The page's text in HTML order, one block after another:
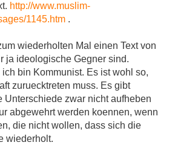
http://www.muslim-
1145.htm .
wiederholten Mal einen Text von
ja ideologische Gegner sind.
bin Kommunist. Es ist wohl so,
zuruecktreten muss. Es gibt
Unterschiede zwar nicht aufheben
abgewehrt werden koennen, wenn
die nicht wollen, dass sich die
wiederholt.